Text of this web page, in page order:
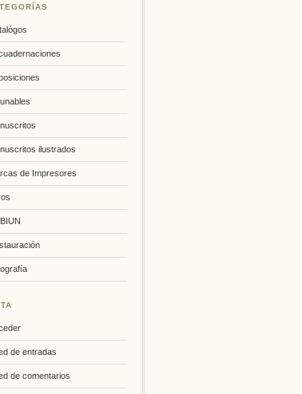
ilustrados
de Impresores
de entradas
de comentarios